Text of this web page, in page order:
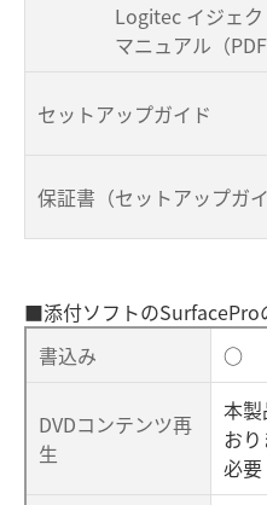
Logitec イジェクト
マニュアル（PDFフ
セットアップガイド
保証書（セットアップガイ
■添付ソフトのSurfacePro
書込み
○
DVDコンテンツ再
生
本
お
必要